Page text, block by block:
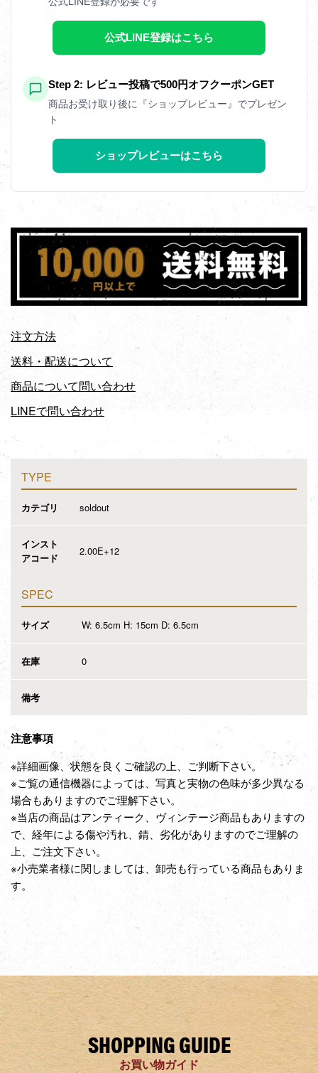
公式LINE登録はこちら
Step 2: レビュー投稿で500円オフクーポンGET
商品お受け取り後に『ショップレビュー』でプレゼン
ト
ショップレビューはこちら
注文方法
送料・配送について
商品について問い合わせ
LINEで問い合わせ
TYPE
カテゴリ soldout
インスト
アコード
2.00E+12
SPEC
サイズ W: 6.5cm H: 15cm D: 6.5cm
在庫 0
備考
注意事項
※詳細画像、状態を良くご確認の上、ご判断下さい。
※ご覧の通信機器によっては、写真と実物の色味が多少異なる
場合もありますのでご理解下さい。
※当店の商品はアンティーク、ヴィンテージ商品もありますの
で、経年による傷や汚れ、錆、劣化がありますのでご理解の
上、ご注文下さい。
※小売業者様に関しましては、卸売も行っている商品もありま
す。
SHOPPING GUIDE
お買い物ガイド